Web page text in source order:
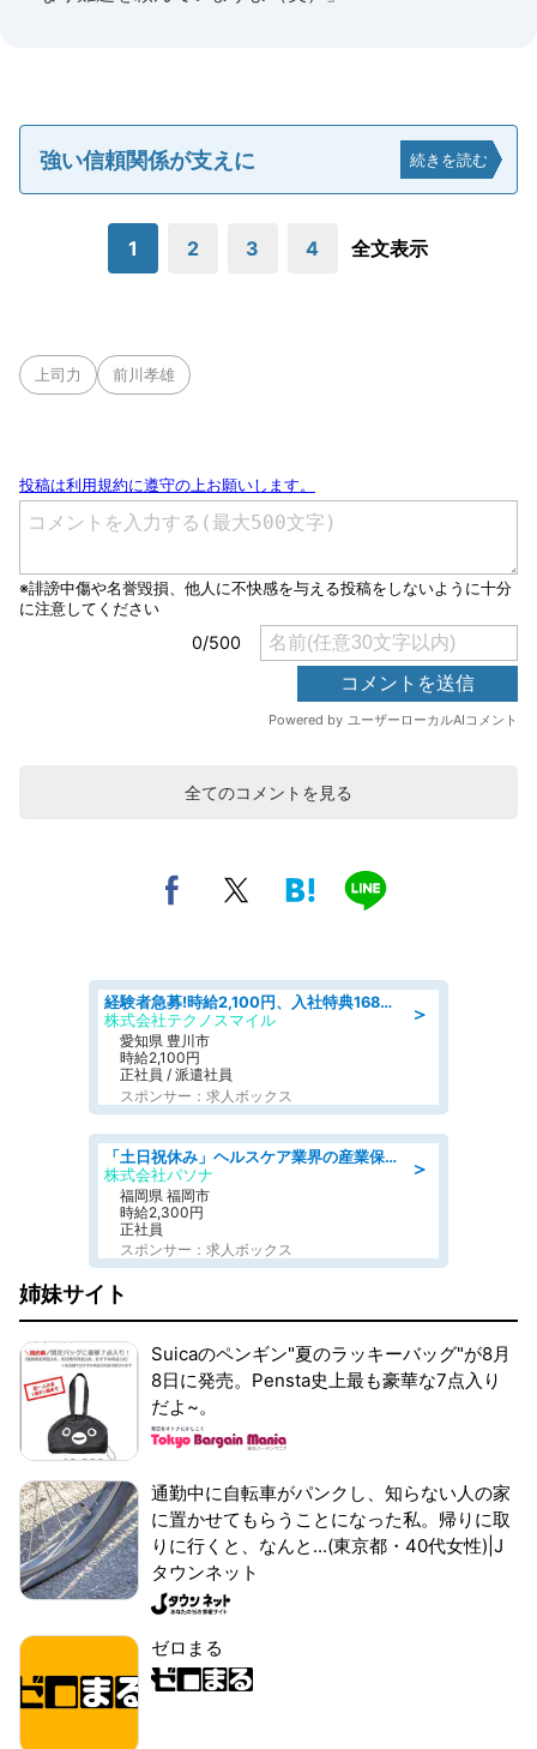
強い信頼関係が支えに 続きを読む
1 2 3 4 全文表示
上司力 前川孝雄
全てのコメントを見る
＞
経験者急募!時給2,100円、入社特典168万円の自動車製造業務/トヨタ自動車/tutumi
株式会社テクノスマイル
愛知県 豊川市
時給2,100円
正社員 / 派遣社員
スポンサー：求人ボックス
＞
「土日祝休み」ヘルスケア業界の産業保健師/高時給/未経験OK/要資格:保健師、正看護師
株式会社パソナ
福岡県 福岡市
時給2,300円
正社員
スポンサー：求人ボックス
姉妹サイト
Suicaのペンギン"夏のラッキーバッグ"が8月
8日に発売。Pensta史上最も豪華な7点入り
だよ~。
通勤中に自転車がパンクし、知らない人の家
に置かせてもらうことになった私。帰りに取
りに行くと、なんと...(東京都・40代女性)|J
タウンネット
ゼロまる